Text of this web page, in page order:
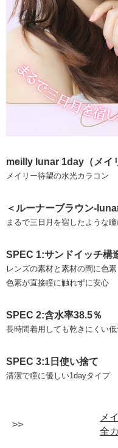
meilly lunar 1day（メイ
メイリー待望の水光カラコン
＜ルーナーブラウン-
まるで三日月を宿したような
SPEC 1:サンドイッチ構
レンズの素材と素材の間に色
色素が直接瞳に触れずに安心
SPEC 2:含水率38.5％
長時間着用しても乾きにくい
SPEC 3:1日使い捨て
清潔で瞳に優しい1dayタイプ
メ
全